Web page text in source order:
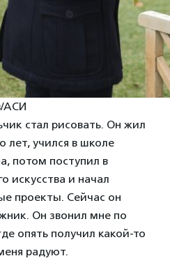
АСИ
стал рисовать. Он жил
лет, учился в школе
потом поступил в
искусства и начал
проекты. Сейчас он
Он звонил мне по
опять получил какой-то
радуют.